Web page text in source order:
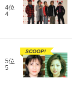
4位
4
5位
5
SCOOP!